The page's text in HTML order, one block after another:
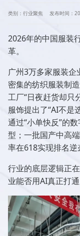
类别：行业聚焦 发布时间：
2026年的中国服装
革。
广州3万多家服装
密集的纺织服装制
工厂“日夜赶货却只
服饰提出了“AI不是
通过“小单快反”的
型；一批国产中高
率在618实现排名逆
行业的底层逻辑正
业能否用AI真正打